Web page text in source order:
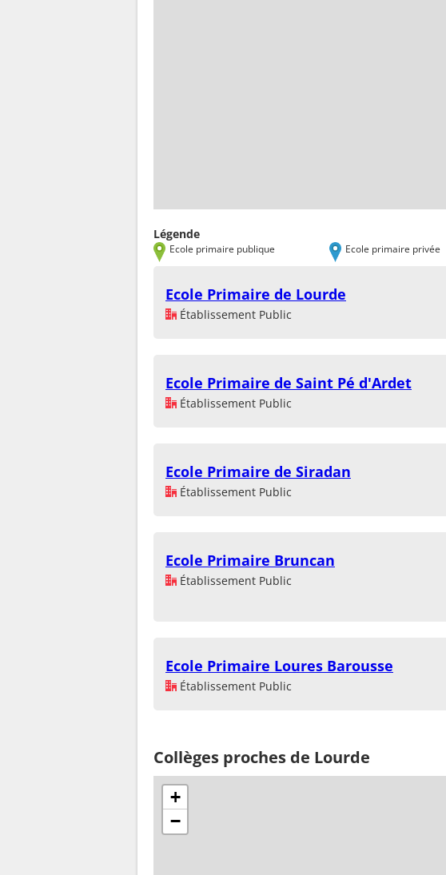
Légende
Ecole primaire publique Ecole primaire privée
Ecole Primaire de Lourde
Établissement Public
Ecole Primaire de Saint Pé d'Ardet
Établissement Public
Ecole Primaire de Siradan
Établissement Public
Ecole Primaire Bruncan
Établissement Public
Ecole Primaire Loures Barousse
Établissement Public
Collèges proches de Lourde
+
−